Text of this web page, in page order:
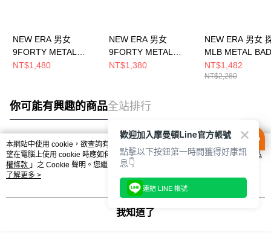
NEW ERA 男女
9FORTY METAL
BADGE SS26 洛杉磯
NT$1,480
NEW ERA 男女
9FORTY METAL
BADGE SS26 洛杉磯
NT$1,380
NEW ERA 男女
MLB METAL
洛杉磯道奇 石墨
NE14499874
NT$1,482
NT$2,280
你可能有興趣的商品全站排行
熱門標籤
本網站中使用 cookie，欲查詢有關本網站使用 cookie 方式之詳情，及若您不希
望在電腦上使用 cookie 時應如何變更電腦的 cookie 設定，請參閱本網站「
隱私
權條款 」之 Cookie 聲明。您繼續使用本網站即表示您同意本公司得按本網站使
用條款之 Cookie 聲明使用 cookie。
了解更多 >
我知道了
歡迎加入摩曼頓Line官方帳號
點擊以下按鈕第一時間獲得好康訊
息👇
連結 LINE 帳號